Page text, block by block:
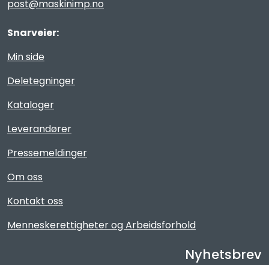
post@maskinimp.no
Snarveier:
Min side
Deletegninger
Kataloger
Leverandører
Pressemeldinger
Om oss
Kontakt oss
Menneskerettigheter og Arbeidsforhold
Nyhetsbrev